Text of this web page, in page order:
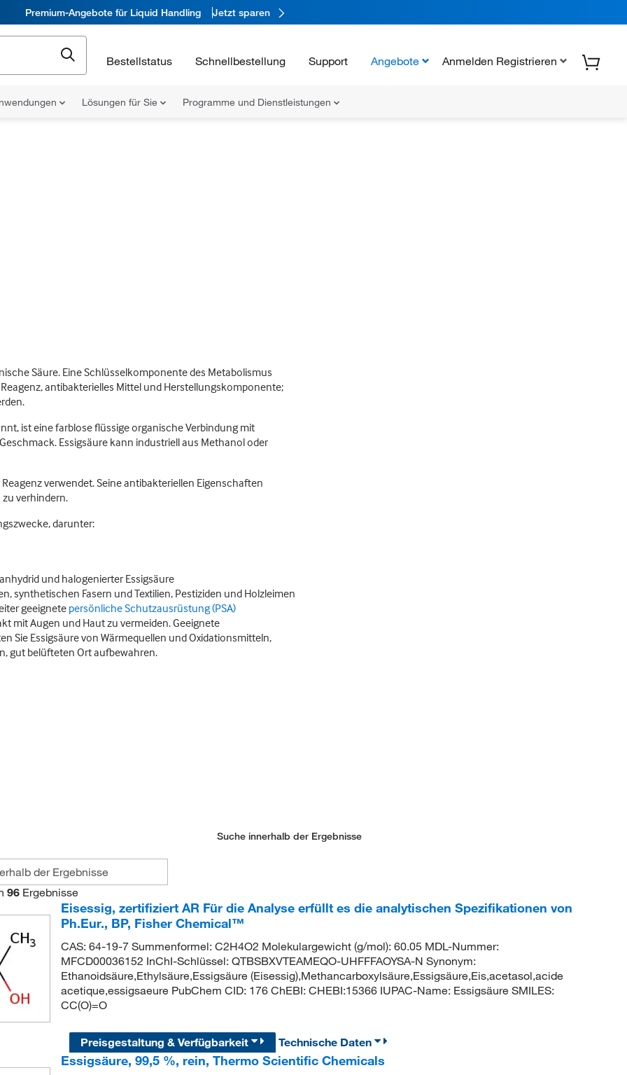
Premium-Angebote für Liquid Handling Jetzt sparen
Bestellstatus Schnellbestellung Support Angebote Anmelden Registrieren
Lösungen für Sie Programme und Dienstleistungen
Säure. Eine Schlüsselkomponente des Metabolismus
antibakterielles Mittel und Herstellungskomponente;
ist eine farblose flüssige organische Verbindung mit
Essigsäure kann industriell aus Methanol oder
verwendet. Seine antibakteriellen Eigenschaften
verhindern.
darunter:
und halogenierter Essigsäure
synthetischen Fasern und Textilien, Pestiziden und Holzleimen
geeignete persönliche Schutzausrüstung (PSA)
mit Augen und Haut zu vermeiden. Geeignete
Sie Essigsäure von Wärmequellen und Oxidationsmitteln,
gut belüfteten Ort aufbewahren.
Suche innerhalb der Ergebnisse
96 Ergebnisse
Eisessig, zertifiziert AR Für die Analyse erfüllt es die analytischen Spezifikationen von
Ph.Eur., BP, Fisher Chemical™
CAS: 64-19-7 Summenformel: C2H4O2 Molekulargewicht (g/mol): 60.05 MDL-Nummer:
MFCD00036152 InChI-Schlüssel: QTBSBXVTEAMEQO-UHFFFAOYSA-N Synonym:
Ethanoidsäure,Ethylsäure,Essigsäure (Eisessig),Methancarboxylsäure,Essigsäure,Eis,acetasol,acide
acetique,essigsaeure PubChem CID: 176 ChEBI: CHEBI:15366 IUPAC-Name: Essigsäure SMILES:
CC(O)=O
Preisgestaltung & Verfügbarkeit
Technische Daten
Essigsäure, 99,5 %, rein, Thermo Scientific Chemicals